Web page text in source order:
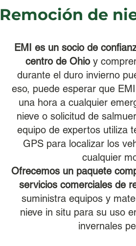
Remoción de
EMI es un socio de
centro de Ohioy
durante el duro invierno
eso, puede esperar que
una hora a cualquier
nieve o solicitud de
equipo de expertos utiliza
GPS para localizar los
cualquier
Ofrecemos un paquete
servicios comerciales de
suministra equipos y
nieve in situ para su uso
invernales